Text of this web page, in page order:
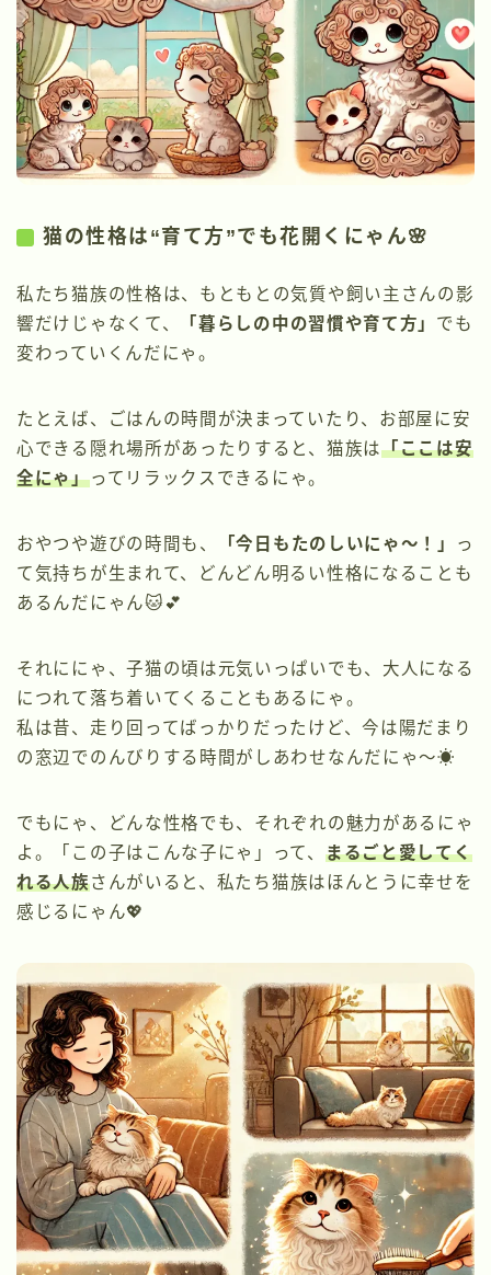
猫の性格は“育て方”でも花開くにゃん🌸
私たち猫族の性格は、もともとの気質や飼い主さんの影
響だけじゃなくて、
「暮らしの中の習慣や育て方」 でも
変わっていくんだにゃ。
たとえば、ごはんの時間が決まっていたり、お部屋に安
心できる隠れ場所があったりすると、猫族は「ここは安
全にゃ」ってリラックスできるにゃ。
おやつや遊びの時間も、 「今日もたのしいにゃ〜！」
っ
て気持ちが生まれて、どんどん明るい性格になることも
あるんだにゃん🐱💕
それににゃ、子猫の頃は元気いっぱいでも、大人になる
につれて落ち着いてくることもあるにゃ。
私は昔、走り回ってばっかりだったけど、今は陽だまり
の窓辺でのんびりする時間がしあわせなんだにゃ〜☀️
でもにゃ、どんな性格でも、それぞれの魅力があるにゃ
よ。「この子はこんな子にゃ」って、 まるごと愛してく
れる人族さんがいると、私たち猫族はほんとうに幸せを
感じるにゃん💖